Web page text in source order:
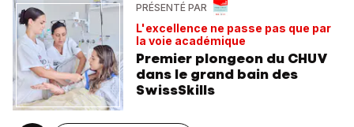
PRÉSENTÉ PAR
L'excellence ne passe pas que par
la voie académique
Premier plongeon du CHUV
dans le grand bain des
SwissSkills